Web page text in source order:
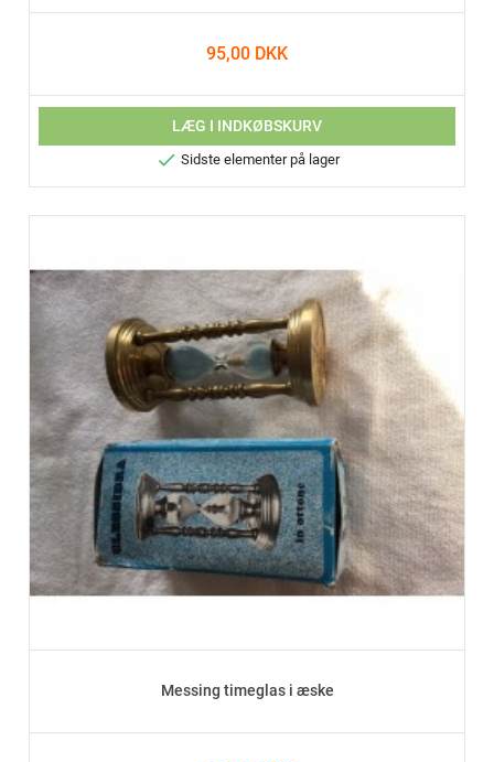
95,00 DKK
LÆG I INDKØBSKURV
 Sidste elementer på lager
Messing timeglas i æske